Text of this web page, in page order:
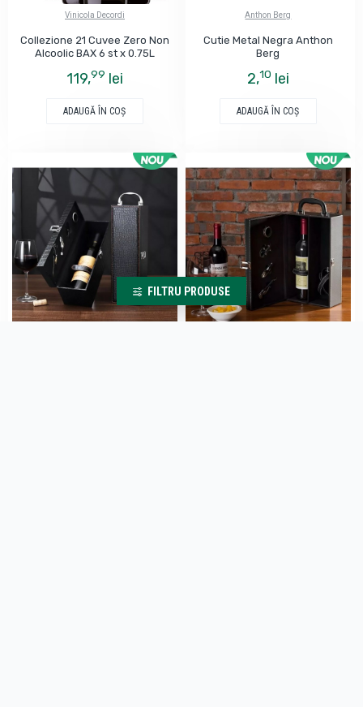
Vinicola Decordi
Collezione 21 Cuvee Zero Non
Alcoolic BAX 6 st x 0.75L
119,99 lei
ADAUGĂ ÎN COŞ
Anthon Berg
Cutie Metal Negra Anthon
Berg
2,10 lei
ADAUGĂ ÎN COŞ
FILTRU PRODUSE